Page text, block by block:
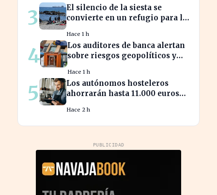
3
El silencio de la siesta se
convierte en un refugio para la
Hace 1 h
4
Los auditores de banca alertan
sobre riesgos geopolíticos y
Hace 1 h
5
Los autónomos hosteleros
ahorrarán hasta 11.000 euros
energética
Hace 2 h
PUBLICIDAD